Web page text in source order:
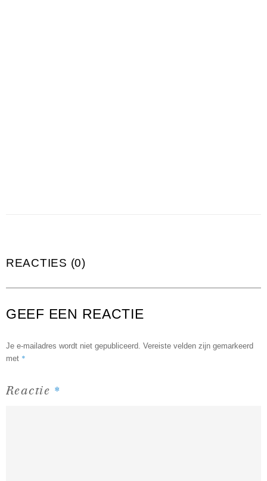
REACTIES (0)
GEEF EEN REACTIE
Je e-mailadres wordt niet gepubliceerd. Vereiste velden zijn gemarkeerd
met *
Reactie *